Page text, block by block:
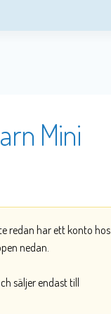
Mini
redan har ett konto hos
nedan.
säljer endast till